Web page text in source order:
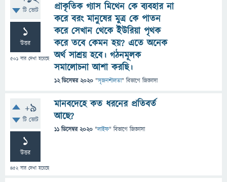
টি ভোট
1
উত্তর
501 বার দেখা হয়েছে
প্রাকৃতিক গ্যাস মিথেন কে ব্যবহার না
করে বরং মানুষের মুত্র কে পাতন
করে সেখান থেকে ইউরিয়া পৃথক
করে তবে কেমন হয়? এতে অনেক
অর্থ সাশ্রয় হবে। গঠনমূলক
সমালোচনা আশা করছি।
12 ডিসেম্বর 2020 "সৃজনশীলতা" বিভাগে জিজ্ঞাসা
+9
টি ভোট
1
উত্তর
452বার দেখা হয়েছে
মানবদেহে কত ধরনের প্রতিবর্ত
আছে?
11 ডিসেম্বর 2020 "লাইফ" বিভাগে জিজ্ঞাসা